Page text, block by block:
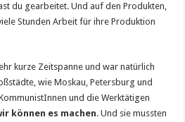
du gearbeitet. Und auf den Produkten,
Stunden Arbeit für ihre Produktion
kurze Zeitspanne und war natürlich
wie Moskau, Petersburg und
und die Werktätigen
können es machen. Und sie mussten